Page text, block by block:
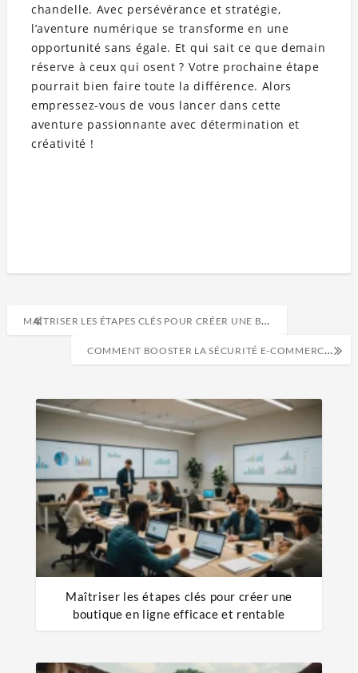
chandelle. Avec persévérance et stratégie,
l’aventure numérique se transforme en une
opportunité sans égale. Et qui sait ce que demain
réserve à ceux qui osent ? Votre prochaine étape
pourrait bien faire toute la différence. Alors
empressez-vous de vous lancer dans cette
aventure passionnante avec détermination et
créativité !
MAÎTRISER LES ÉTAPES CLÉS POUR CRÉER UNE BOUTIQUE EN LIGNE EFFICACE ET RENTABLE
COMMENT BOOSTER LA SÉCURITÉ E-COMMERCE ET PROTÉGER VOS CLIENTS EFFICACEMENT
Maîtriser les étapes clés pour créer une
boutique en ligne efficace et rentable